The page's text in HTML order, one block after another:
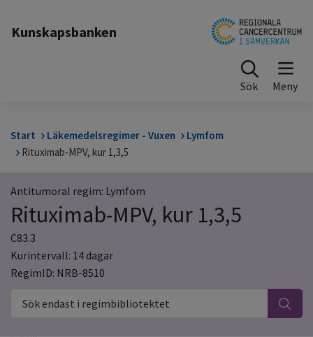
Kunskapsbanken
Sök
Start Läkemedelsregimer - Vuxen
Lymfom
Rituximab-MPV, kur 1,3,5
Antitumoral regim: Lymfom
Rituximab-MPV, kur 1,3,5
C83.3
Kurintervall: 14 dagar
RegimID: NRB-8510
Sök endast i regimbibliotektet